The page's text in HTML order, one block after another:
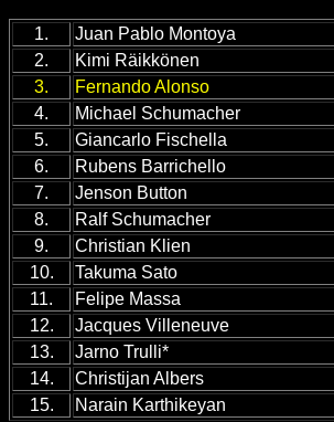
1. Juan Pablo Montoya
2.
Kimi Räikkönen
3.
Fernando Alonso
4.
Michael Schumacher
5.
Giancarlo Fischella
6.
Rubens Barrichello
7.
Jenson Button
8.
Ralf Schumacher
9.
Christian Klien
10.
Takuma Sato
11.
Felipe Massa
12.
Jacques Villeneuve
13.
Jarno Trulli*
14.
Christijan Albers
15.
Narain Karthikeyan